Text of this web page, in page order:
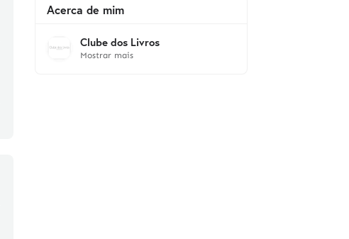
Acerca de mim
Clube dos Livros
Mostrar mais